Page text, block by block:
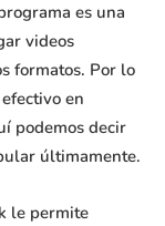
es una
videos
formatos. Por lo
en
podemos decir
últimamente.
le permite